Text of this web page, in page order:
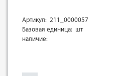
Артикул: 211_0000057
Базовая единица: шт
наличие: